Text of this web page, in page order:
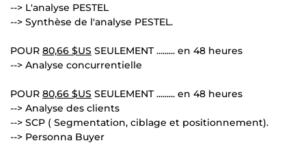
--> L'analyse PESTEL
--> Synthèse de l'analyse PESTEL.
POUR 80,66 $US SEULEMENT ......... en 48 heures
--> Analyse concurrentielle
POUR 80,66 $US SEULEMENT ......... en 48 heures
--> Analyse des clients
--> SCP ( Segmentation, ciblage et positionnement).
--> Personna Buyer